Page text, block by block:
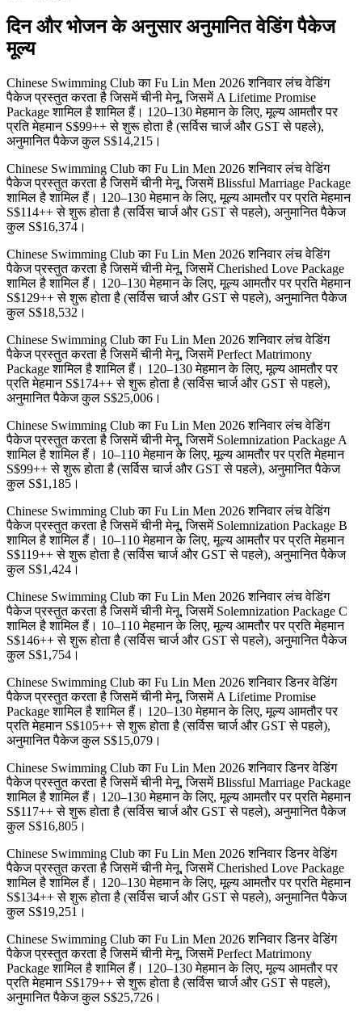
दिन और भोजन के अनुसार अनुमानित वेडिंग पैकेज
मूल्य
Chinese Swimming Club का Fu Lin Men 2026 शनिवार लंच वेडिंग
पैकेज प्रस्तुत करता है जिसमें चीनी मेनू, जिसमें A Lifetime Promise
Package शामिल है शामिल हैं। 120–130 मेहमान के लिए, मूल्य आमतौर पर
प्रति मेहमान S$99++ से शुरू होता है (सर्विस चार्ज और GST से पहले),
अनुमानित पैकेज कुल S$14,215।
Chinese Swimming Club का Fu Lin Men 2026 शनिवार लंच वेडिंग
पैकेज प्रस्तुत करता है जिसमें चीनी मेनू, जिसमें Blissful Marriage Package
शामिल है शामिल हैं। 120–130 मेहमान के लिए, मूल्य आमतौर पर प्रति मेहमान
S$114++ से शुरू होता है (सर्विस चार्ज और GST से पहले), अनुमानित पैकेज
कुल S$16,374।
Chinese Swimming Club का Fu Lin Men 2026 शनिवार लंच वेडिंग
पैकेज प्रस्तुत करता है जिसमें चीनी मेनू, जिसमें Cherished Love Package
शामिल है शामिल हैं। 120–130 मेहमान के लिए, मूल्य आमतौर पर प्रति मेहमान
S$129++ से शुरू होता है (सर्विस चार्ज और GST से पहले), अनुमानित पैकेज
कुल S$18,532।
Chinese Swimming Club का Fu Lin Men 2026 शनिवार लंच वेडिंग
पैकेज प्रस्तुत करता है जिसमें चीनी मेनू, जिसमें Perfect Matrimony
Package शामिल है शामिल हैं। 120–130 मेहमान के लिए, मूल्य आमतौर पर
प्रति मेहमान S$174++ से शुरू होता है (सर्विस चार्ज और GST से पहले),
अनुमानित पैकेज कुल S$25,006।
Chinese Swimming Club का Fu Lin Men 2026 शनिवार लंच वेडिंग
पैकेज प्रस्तुत करता है जिसमें चीनी मेनू, जिसमें Solemnization Package A
शामिल है शामिल हैं। 10–110 मेहमान के लिए, मूल्य आमतौर पर प्रति मेहमान
S$99++ से शुरू होता है (सर्विस चार्ज और GST से पहले), अनुमानित पैकेज
कुल S$1,185।
Chinese Swimming Club का Fu Lin Men 2026 शनिवार लंच वेडिंग
पैकेज प्रस्तुत करता है जिसमें चीनी मेनू, जिसमें Solemnization Package B
शामिल है शामिल हैं। 10–110 मेहमान के लिए, मूल्य आमतौर पर प्रति मेहमान
S$119++ से शुरू होता है (सर्विस चार्ज और GST से पहले), अनुमानित पैकेज
कुल S$1,424।
Chinese Swimming Club का Fu Lin Men 2026 शनिवार लंच वेडिंग
पैकेज प्रस्तुत करता है जिसमें चीनी मेनू, जिसमें Solemnization Package C
शामिल है शामिल हैं। 10–110 मेहमान के लिए, मूल्य आमतौर पर प्रति मेहमान
S$146++ से शुरू होता है (सर्विस चार्ज और GST से पहले), अनुमानित पैकेज
कुल S$1,754।
Chinese Swimming Club का Fu Lin Men 2026 शनिवार डिनर वेडिंग
पैकेज प्रस्तुत करता है जिसमें चीनी मेनू, जिसमें A Lifetime Promise
Package शामिल है शामिल हैं। 120–130 मेहमान के लिए, मूल्य आमतौर पर
प्रति मेहमान S$105++ से शुरू होता है (सर्विस चार्ज और GST से पहले),
अनुमानित पैकेज कुल S$15,079।
Chinese Swimming Club का Fu Lin Men 2026 शनिवार डिनर वेडिंग
पैकेज प्रस्तुत करता है जिसमें चीनी मेनू, जिसमें Blissful Marriage Package
शामिल है शामिल हैं। 120–130 मेहमान के लिए, मूल्य आमतौर पर प्रति मेहमान
S$117++ से शुरू होता है (सर्विस चार्ज और GST से पहले), अनुमानित पैकेज
कुल S$16,805।
Chinese Swimming Club का Fu Lin Men 2026 शनिवार डिनर वेडिंग
पैकेज प्रस्तुत करता है जिसमें चीनी मेनू, जिसमें Cherished Love Package
शामिल है शामिल हैं। 120–130 मेहमान के लिए, मूल्य आमतौर पर प्रति मेहमान
S$134++ से शुरू होता है (सर्विस चार्ज और GST से पहले), अनुमानित पैकेज
कुल S$19,251।
Chinese Swimming Club का Fu Lin Men 2026 शनिवार डिनर वेडिंग
पैकेज प्रस्तुत करता है जिसमें चीनी मेनू, जिसमें Perfect Matrimony
Package शामिल है शामिल हैं। 120–130 मेहमान के लिए, मूल्य आमतौर पर
प्रति मेहमान S$179++ से शुरू होता है (सर्विस चार्ज और GST से पहले),
अनुमानित पैकेज कुल S$25,726।